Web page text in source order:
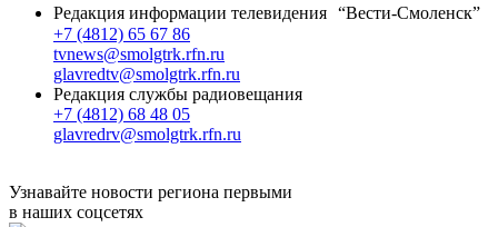
Редакция информации телевидения “Вести-Смоленск”
+7 (4812) 65 67 86
tvnews@smolgtrk.rfn.ru
glavredtv@smolgtrk.rfn.ru
Редакция службы радиовещания
+7 (4812) 68 48 05
glavredrv@smolgtrk.rfn.ru
Узнавайте новости региона первыми
в наших соцсетях